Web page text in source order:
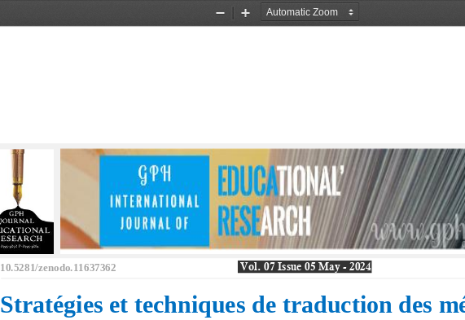
Zoom
Zoom
Stratégies et techniques de traduction des
Vol. 07 Issue 05 May - 2024
10.5281/zenodo.11637362